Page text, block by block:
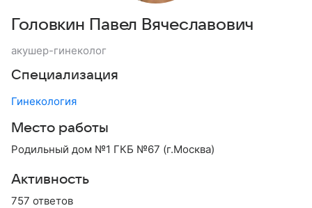
Головкин Павел Вячеславович
акушер-гинеколог
Специализация
Гинекология
Место работы
Родильный дом №1 ГКБ №67 (г.Москва)
Активность
757 ответов